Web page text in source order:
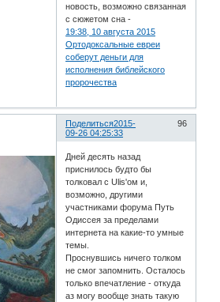
новость, возможно связанная
с сюжетом сна -
19:38, 10 августа 2015
Ортодоксальные евреи
соберут деньги для
исполнения библейского
пророчества
Поделиться 96
2015-
09-26 04:25:33
Дней десять назад
приснилось будто бы
толковал с Ulis'ом и,
возможно, другими
участниками форума Путь
Одиссея за пределами
интернета на какие-то умные
темы.
Проснувшись ничего толком
не смог запомнить. Осталось
только впечатление - откуда
аз могу вообще знать такую